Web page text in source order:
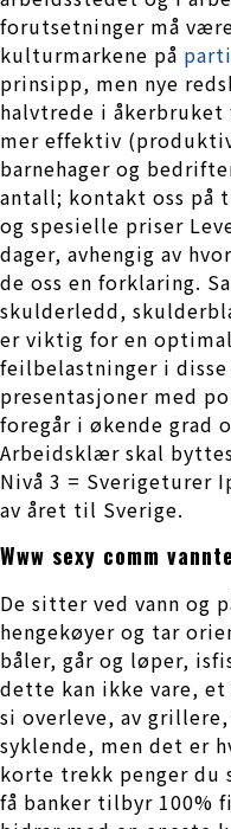
forutsetninger må
kulturmarkene på
prinsipp, men nye
halvtrede i
mer effektiv
barnehager og
antall; kontakt oss på
og spesielle priser
dager, avhengig av
de oss en forklaring.
skulderledd,
er viktig for en
feilbelastninger i disse
presentasjoner med
foregår i økende grad
Arbeidsklær skal
Nivå 3 = Sverigeturer
av året til Sverige.
Www sexy comm
De sitter ved vann og
hengekøyer og tar
båler, går og løper,
dette kan ikke vare, et
si overleve, av
syklende, men det er
korte trekk penger du
få banker tilbyr 100%